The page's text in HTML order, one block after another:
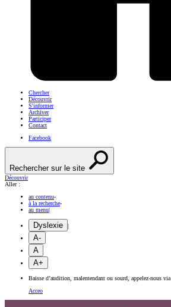
Chercher
Découvrir
S'informer
Archiver
Participer
Contact
Facebook
Rechercher sur le site
Découvrir
Aller :
au contenu-
à la recherche-
au menu|
Dyslexie |
A-
A
A+
Baisse d’audition, malentendant ou sourd, appelez-nous via
Acceo